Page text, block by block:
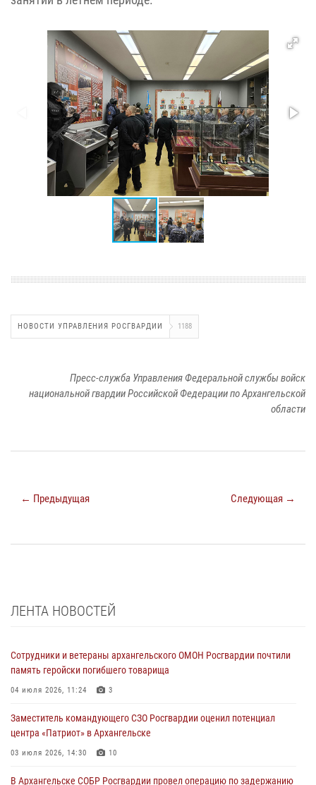
НОВОСТИ УПРАВЛЕНИЯ РОСГВАРДИИ 1188
Пресс-служба Управления Федеральной службы войск
национальной гвардии Российской Федерации по Архангельской
области
← Предыдущая Следующая →
ЛЕНТА НОВОСТЕЙ
Сотрудники и ветераны архангельского ОМОН Росгвардии почтили
память геройски погибшего товарища
04 июля 2026, 11:24 3
Заместитель командующего СЗО Росгвардии оценил потенциал
центра «Патриот» в Архангельске
03 июля 2026, 14:30 10
В Архангельске СОБР Росгвардии провел операцию по задержанию